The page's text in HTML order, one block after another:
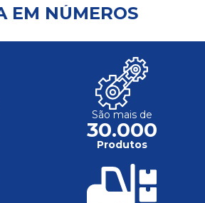
EM NÚMEROS
São mais de
30.000
Produtos